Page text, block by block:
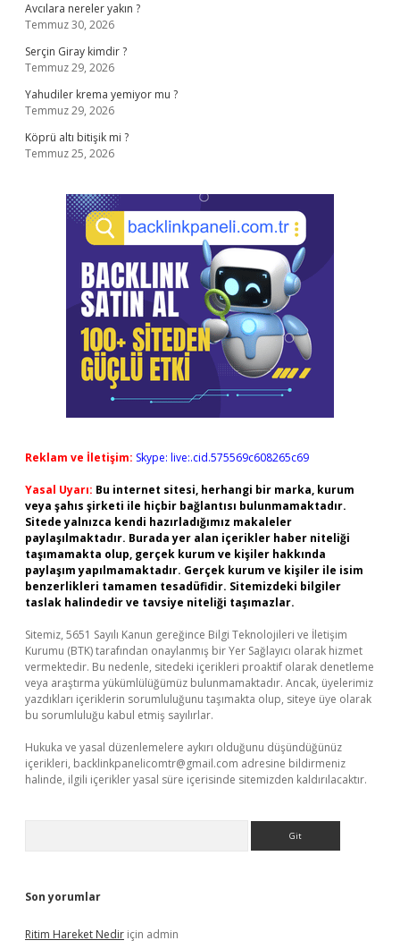
Avcılara nereler yakın ?
Temmuz 30, 2026
Serçin Giray kimdir ?
Temmuz 29, 2026
Yahudiler krema yemiyor mu ?
Temmuz 29, 2026
Köprü altı bitişik mi ?
Temmuz 25, 2026
Reklam ve İletişim: Skype: live:.cid.575569c608265c69
Yasal Uyarı: Bu internet sitesi, herhangi bir marka, kurum
veya şahıs şirketi ile hiçbir bağlantısı bulunmamaktadır.
Sitede yalnızca kendi hazırladığımız makaleler
paylaşılmaktadır. Burada yer alan içerikler haber niteliği
taşımamakta olup, gerçek kurum ve kişiler hakkında
paylaşım yapılmamaktadır. Gerçek kurum ve kişiler ile isim
benzerlikleri tamamen tesadüfidir. Sitemizdeki bilgiler
taslak halindedir ve tavsiye niteliği taşımazlar.
Sitemiz, 5651 Sayılı Kanun gereğince Bilgi Teknolojileri ve İletişim
Kurumu (BTK) tarafından onaylanmış bir Yer Sağlayıcı olarak hizmet
vermektedir. Bu nedenle, sitedeki içerikleri proaktif olarak denetleme
veya araştırma yükümlülüğümüz bulunmamaktadır. Ancak, üyelerimiz
yazdıkları içeriklerin sorumluluğunu taşımakta olup, siteye üye olarak
bu sorumluluğu kabul etmiş sayılırlar.
Hukuka ve yasal düzenlemelere aykırı olduğunu düşündüğünüz
içerikleri, backlinkpanelicomtr@gmail.com adresine bildirmeniz
halinde, ilgili içerikler yasal süre içerisinde sitemizden kaldırılacaktır.
Son yorumlar
Ritim Hareket Nedir için admin